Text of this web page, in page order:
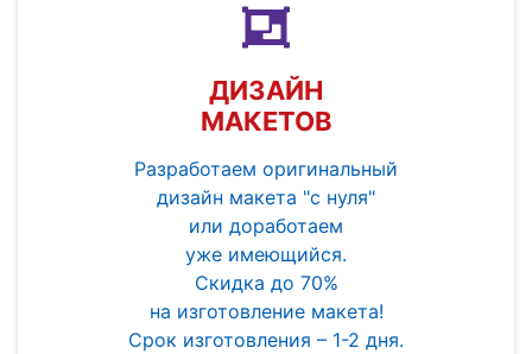
ДИЗАЙН
МАКЕТОВ
Разработаем оригинальный
дизайн макета "с нуля"
или доработаем
уже имеющийся.
Скидка до 70%
на изготовление макета!
Срок изготовления – 1-2 дня.